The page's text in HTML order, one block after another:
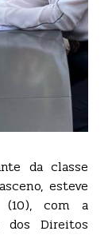
da classe
esteve
(10), com a
dos Direitos